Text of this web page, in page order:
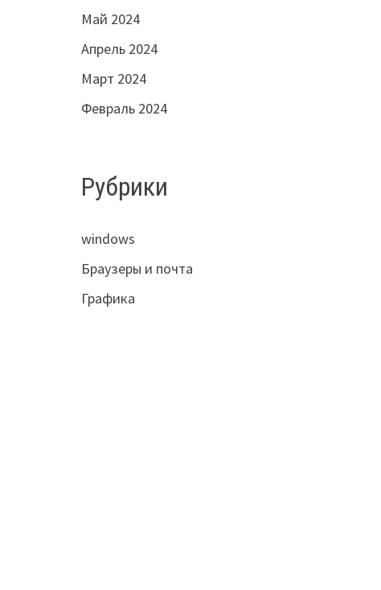
Май 2024
Апрель 2024
Март 2024
Февраль 2024
Рубрики
windows
Браузеры и почта
Графика